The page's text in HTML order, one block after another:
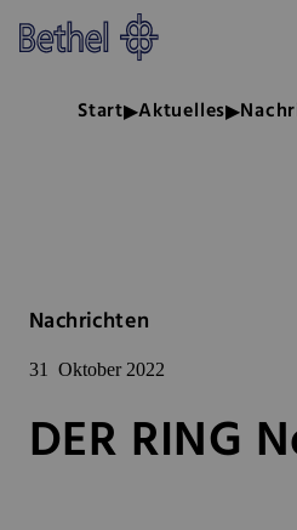
Zum Hauptinhalt springen
Zur Fußzeile springen
Bethel - DER
Start Aktuelles
Nachrichten
31 Oktober 2022
DER RING